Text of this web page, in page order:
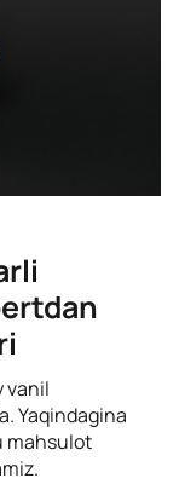
vanil
Yaqindagina
mahsulot